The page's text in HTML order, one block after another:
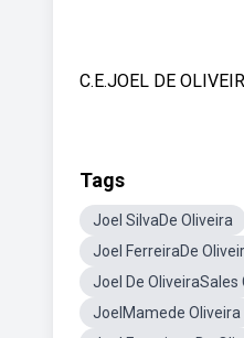
C.E.JOEL DE
Tags
Joel SilvaDe Oliveira
Joel FerreiraDe
Joel De OliveiraSales
JoelMamede Oliveira